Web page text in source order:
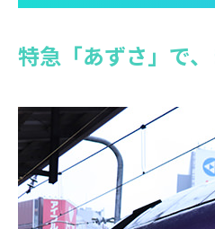
特急「あずさ」で